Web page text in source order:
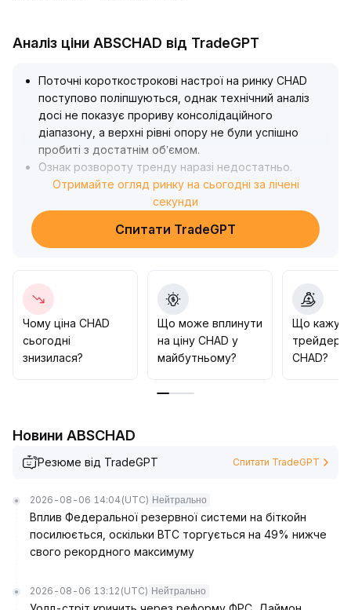
Аналіз ціни ABSCHAD від TradeGPT
Поточні короткострокові настрої на ринку CHAD
поступово поліпшуються, однак технічний аналіз
досі не показує прориву консолідаційного
діапазону, а верхні рівні опору не були успішно
пробиті з достатнім обʼємом.
Ознак розвороту тренду наразі недостатньо.
Якщо у майбутньому ціна пробʼє останній максимум
із суттєвим збільшенням обʼєму торгів, потенціал
зростання відкриється
Рекомендується уважно стежити за ключовими
дивіться на таймінговому технічному графіку); до
прориву цих рівнів доцільно зберігати обережну
стратегію, щоб уникнути ризику «фальшивого
прориву» і наступного відкату.
Отримайте огляд ринку на сьогодні за лічені
секунди
Спитати TradeGPT
Чому ціна CHAD
сьогодні
знизилася?
Що може вплинути
на ціну CHAD у
майбутньому?
Що
трейдери
CHAD?
Новини ABSCHAD
Резюме від TradeGPT Спитати TradeGPT
2026-08-06 14:04 (UTC) Нейтрально
Вплив Федеральної резервної системи на біткойн
посилюється, оскільки BTC торгується на 49% нижче
свого рекордного максимуму
2026-08-06 13:12 (UTC) Нейтрально